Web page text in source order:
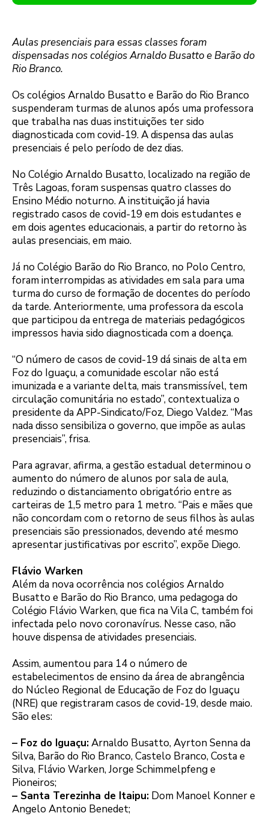
Aulas presenciais para essas classes foram
dispensadas nos colégios Arnaldo Busatto e Barão do
Rio Branco.
Os colégios Arnaldo Busatto e Barão do Rio Branco
suspenderam turmas de alunos após uma professora
que trabalha nas duas instituições ter sido
diagnosticada com covid-19. A dispensa das aulas
presenciais é pelo período de dez dias.
No Colégio Arnaldo Busatto, localizado na região de
Três Lagoas, foram suspensas quatro classes do
Ensino Médio noturno. A instituição já havia
registrado casos de covid-19 em dois estudantes e
em dois agentes educacionais, a partir do retorno às
aulas presenciais, em maio.
Já no Colégio Barão do Rio Branco, no Polo Centro,
foram interrompidas as atividades em sala para uma
turma do curso de formação de docentes do período
da tarde. Anteriormente, uma professora da escola
que participou da entrega de materiais pedagógicos
impressos havia sido diagnosticada com a doença.
“O número de casos de covid-19 dá sinais de alta em
Foz do Iguaçu, a comunidade escolar não está
imunizada e a variante delta, mais transmissível, tem
circulação comunitária no estado”, contextualiza o
presidente da APP-Sindicato/Foz, Diego Valdez. “Mas
nada disso sensibiliza o governo, que impõe as aulas
presenciais”, frisa.
Para agravar, afirma, a gestão estadual determinou o
aumento do número de alunos por sala de aula,
reduzindo o distanciamento obrigatório entre as
carteiras de 1,5 metro para 1 metro. “Pais e mães que
não concordam com o retorno de seus filhos às aulas
presenciais são pressionados, devendo até mesmo
apresentar justificativas por escrito”, expõe Diego.
Flávio Warken
Além da nova ocorrência nos colégios Arnaldo
Busatto e Barão do Rio Branco, uma pedagoga do
Colégio Flávio Warken, que fica na Vila C, também foi
infectada pelo novo coronavírus. Nesse caso, não
houve dispensa de atividades presenciais.
Assim, aumentou para 14 o número de
estabelecimentos de ensino da área de abrangência
do Núcleo Regional de Educação de Foz do Iguaçu
(NRE) que registraram casos de covid-19, desde maio.
São eles:
– Foz do Iguaçu:Arnaldo Busatto, Ayrton Senna da
Silva, Barão do Rio Branco, Castelo Branco, Costa e
Silva, Flávio Warken, Jorge Schimmelpfeng e
Pioneiros;
– Santa Terezinha de Itaipu: Dom Manoel Konner e
Angelo Antonio Benedet;